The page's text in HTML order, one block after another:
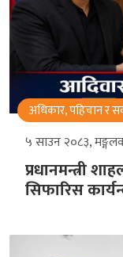
अधिकार, पहिचान र
५ साउन २०८३,
प्रधानमन्त्री
सिफारिस